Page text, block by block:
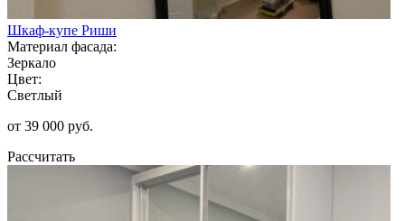
Шкаф-купе Риши
Материал фасада:
Зеркало
Цвет:
Светлый
от 39 000 руб.
Рассчитать